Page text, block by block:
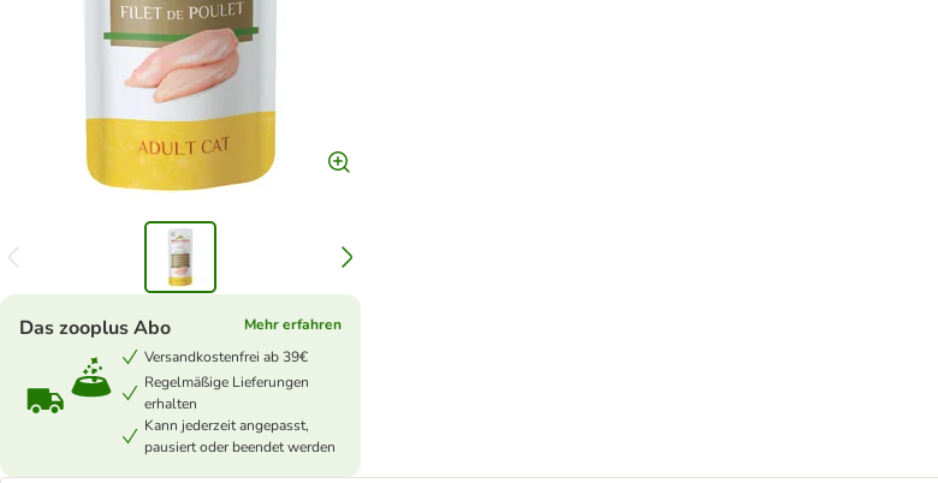
Das zooplus Abo
Mehr erfahren
Versandkostenfrei ab 39€
Regelmäßige Lieferungen
erhalten
Kann jederzeit angepasst,
pausiert oder beendet werden